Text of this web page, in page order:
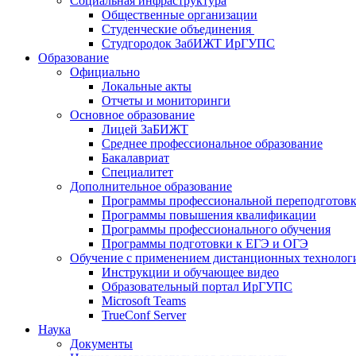
Общественные организации
Студенческие объединения
Студгородок ЗабИЖТ ИрГУПС
Образование
Официально
Локальные акты
Отчеты и мониторинги
Основное образование
Лицей ЗаБИЖТ
Среднее профессиональное образование
Бакалавриат
Специалитет
Дополнительное образование
Программы профессиональной
Программы повышения квалификации
Программы профессионального обучения
Программы подготовки к ЕГЭ и ОГЭ
Обучение с применением дистанционных
Инструкции и обучающее видео
Образовательный портал ИрГУПС
Microsoft Teams
TrueConf Server
Наука
Документы